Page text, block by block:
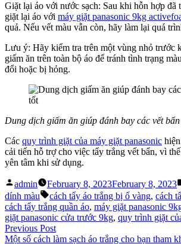
Giặt lại áo với nước sạch: Sau khi hỗn hợp đã
giặt lại áo với máy giặt panasonic 9kg
quả. Nếu vết màu vẫn còn, hãy làm lại quá
Lưu ý: Hãy kiểm tra trên một vùng nhỏ trước
giấm ăn trên toàn bộ áo để tránh tình trạng
đổi hoặc bị hỏng.
Dung dịch giấm ăn giúp đánh bay các vết
Các quy trình giặt của máy giặt panasonic
cải tiến hỗ trợ cho việc tẩy trắng vết bẩn, vì
yên tâm khi sử dụng.
Posted
by
admin February 8, 2023February 8, 2023
dính màu
Tags:
cách tẩy áo trắng bị ố vàng, cách
cách tẩy trắng quần áo, máy giặt panasonic
giặt panasonic cửa trước 9kg, quy trình giặt
Post
Previous PostPrevious
post:
Một số cách làm sạch áo trắng cho bạn tham